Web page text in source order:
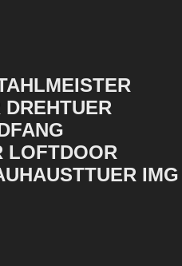
LOFTDOOR
IMG